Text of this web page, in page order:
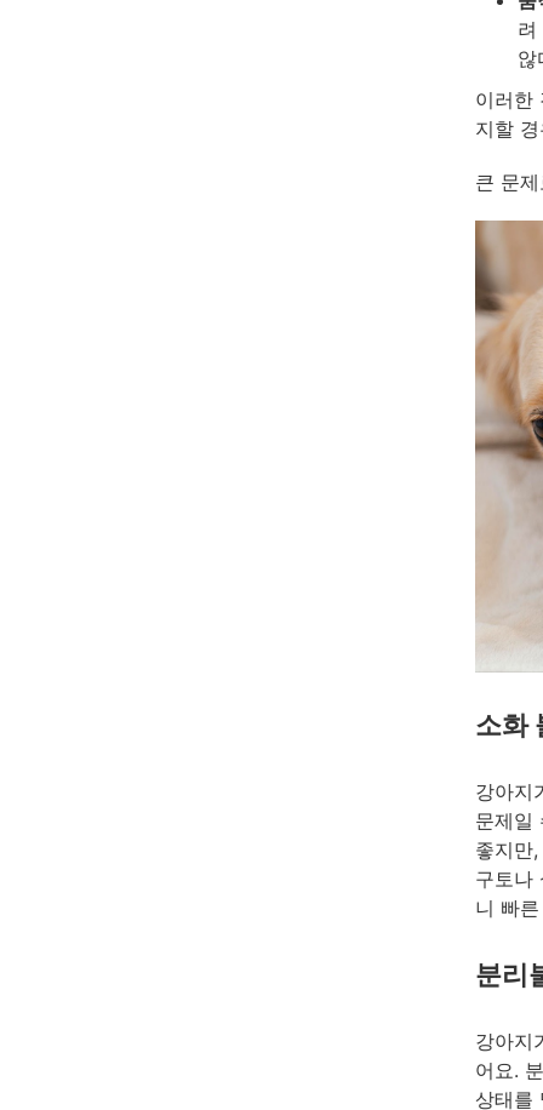
려
않
이러한
지할
큰 문
소화
강아지
문제일
좋지만
구토나
니 빠
분리
강아지
어요.
상태를